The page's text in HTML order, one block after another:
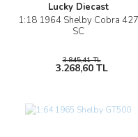
Lucky Diecast
1:18 1964 Shelby Cobra 427
SC
3.845,41 TL
3.268,60 TL